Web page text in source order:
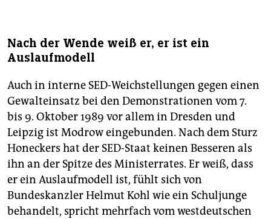
Nach der Wende weiß er, er ist ein
Auslaufmodell
Auch in interne SED-Weichstellungen gegen einen
Gewalteinsatz bei den Demonstrationen vom 7.
bis 9. Oktober 1989 vor allem in Dresden und
Leipzig ist Modrow eingebunden. Nach dem Sturz
Honeckers hat der SED-Staat keinen Besseren als
ihn an der Spitze des Ministerrates. Er weiß, dass
er ein Auslaufmodell ist, fühlt sich von
Bundeskanzler Helmut Kohl wie ein Schuljunge
behandelt, spricht mehrfach vom westdeutschen